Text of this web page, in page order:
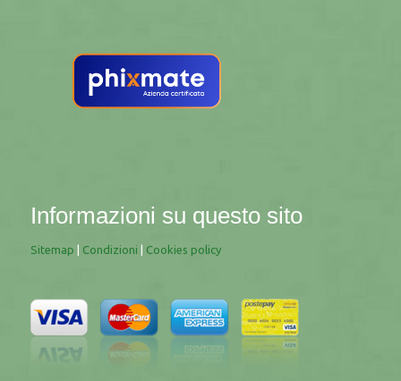
Informazioni su questo sito
Sitemap Condizioni Cookies policy